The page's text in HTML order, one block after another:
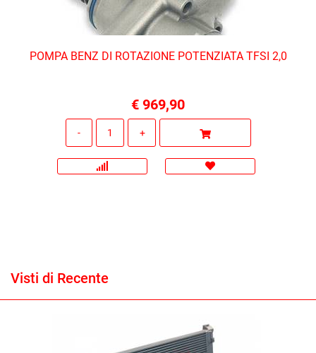
POMPA BENZ DI ROTAZIONE POTENZIATA TFSI 2,0
€ 969,90
Visti di Recente